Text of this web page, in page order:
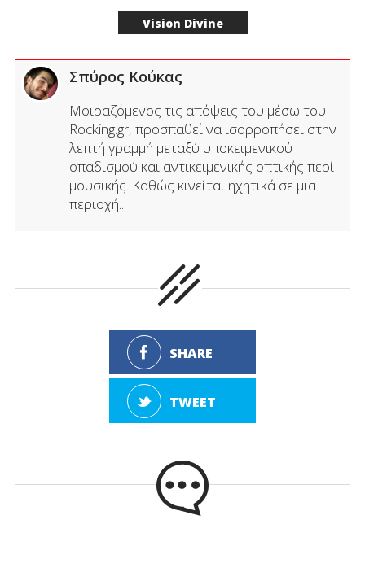
Vision Divine
Σπύρος Κούκας
Μοιραζόμενος τις απόψεις του μέσω του
Rocking.gr, προσπαθεί να ισορροπήσει στην
λεπτή γραμμή μεταξύ υποκειμενικού
οπαδισμού και αντικειμενικής οπτικής περί
μουσικής. Καθώς κινείται ηχητικά σε μια
περιοχή...
SHARE
TWEET